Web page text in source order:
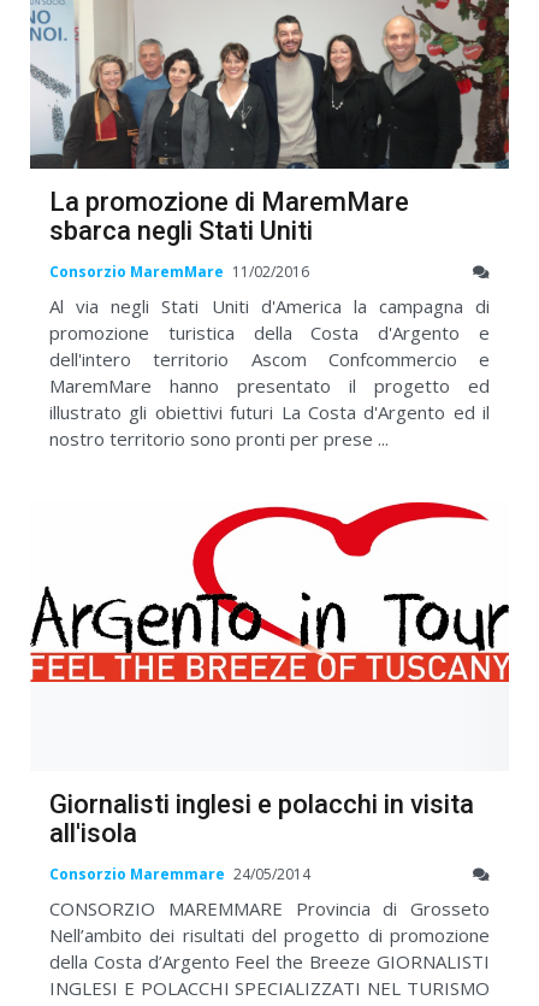
La promozione di MaremMare
sbarca negli Stati Uniti
Consorzio MaremMare 11/02/2016
Al via negli Stati Uniti d'America la campagna di
promozione turistica della Costa d'Argento e
dell'intero territorio Ascom Confcommercio e
MaremMare hanno presentato il progetto ed
illustrato gli obiettivi futuri La Costa d'Argento ed il
nostro territorio sono pronti per prese ...
Giornalisti inglesi e polacchi in visita
all'isola
Consorzio Maremmare 24/05/2014
CONSORZIO MAREMMARE Provincia di Grosseto
Nell’ambito dei risultati del progetto di promozione
della Costa d’Argento Feel the Breeze GIORNALISTI
INGLESI E POLACCHI SPECIALIZZATI NEL TURISMO